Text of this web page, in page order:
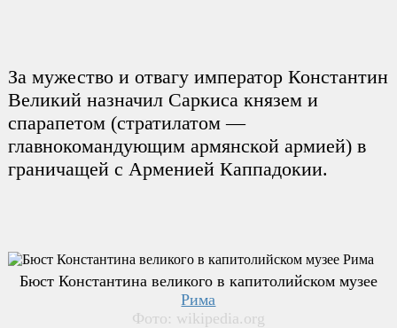
За мужество и отвагу император Константин
Великий назначил Саркиса князем и
спарапетом (стратилатом —
главнокомандующим армянской армией) в
граничащей с Арменией Каппадокии.
Бюст Константина великого в капитолийском музее
Рима
Фото: wikipedia.org